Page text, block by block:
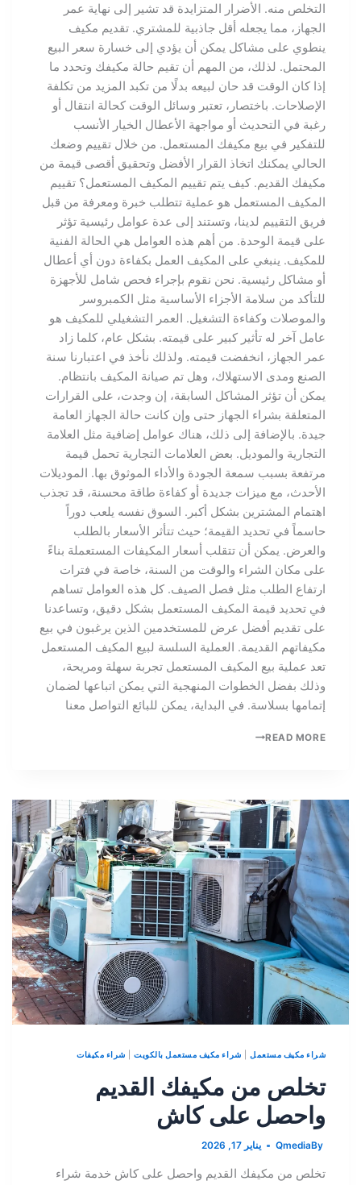
التخلص منه. الأضرار المتزايدة قد تشير إلى نهاية عمر
الجهاز، مما يجعله أقل جاذبية للمشتري. تقديم مكيف
ينطوي على مشاكل يمكن أن يؤدي إلى خسارة سعر البيع
المحتمل. لذلك، من المهم أن تقيم حالة مكيفك وتحدد ما
إذا كان الوقت قد حان لبيعه بدلًا من تكبد المزيد من تكلفة
الإصلاحات. باختصار، تعتبر وسائل الوقت كحالة انتقال أو
رغبة في التحديث أو مواجهة الأعطال الخيار الأنسب
للتفكير في بيع مكيفك المستعمل. من خلال تقييم وضعك
الحالي يمكنك اتخاذ القرار الأفضل وتحقيق أقصى قيمة من
مكيفك القديم. كيف يتم تقييم المكيف المستعمل؟ تقييم
المكيف المستعمل هو عملية تتطلب خبرة ومعرفة من قبل
فريق التقييم لدينا، وتستند إلى عدة عوامل رئيسية تؤثر
على قيمة الوحدة. من أهم هذه العوامل هي الحالة الفنية
للمكيف. ينبغي على المكيف العمل بكفاءة دون أي أعطال
أو مشاكل رئيسية. نحن نقوم بإجراء فحص شامل للأجهزة
للتأكد من سلامة الأجزاء الأساسية مثل الكمبروسر
والموصلات وكفاءة التشغيل. العمر التشغيلي للمكيف هو
عامل آخر له تأثير كبير على قيمته. بشكل عام، كلما زاد
عمر الجهاز، انخفضت قيمته. ولذلك نأخذ في اعتبارنا سنة
الصنع ومدى الاستهلاك، وهل تم صيانة المكيف بانتظام.
يمكن أن تؤثر المشاكل السابقة، إن وجدت، على القرارات
المتعلقة بشراء الجهاز حتى وإن كانت حالة الجهاز العامة
جيدة. بالإضافة إلى ذلك، هناك عوامل إضافية مثل العلامة
التجارية والموديل. بعض العلامات التجارية تحمل قيمة
مرتفعة بسبب سمعة الجودة والأداء الموثوق بها. الموديلات
الأحدث، مع ميزات جديدة أو كفاءة طاقة محسنة، قد تجذب
اهتمام المشترين بشكل أكبر. السوق نفسه يلعب دوراً
حاسماً في تحديد القيمة؛ حيث تتأثر الأسعار بالطلب
والعرض. يمكن أن تتقلب أسعار المكيفات المستعملة بناءً
على مكان الشراء والوقت من السنة، خاصة في فترات
ارتفاع الطلب مثل فصل الصيف. كل هذه العوامل تساهم
في تحديد قيمة المكيف المستعمل بشكل دقيق، وتساعدنا
على تقديم أفضل عرض للمستخدمين الذين يرغبون في بيع
مكيفاتهم القديمة. العملية السلسة لبيع المكيف المستعمل
تعد عملية بيع المكيف المستعمل تجربة سهلة ومريحة،
وذلك بفضل الخطوات المنهجية التي يمكن اتباعها لضمان
إتمامها بسلاسة. في البداية، يمكن للبائع التواصل معنا
READ MORE
شراء مكيف مستعمل| شراء مكيف مستعمل بالكويت| شراء مكيفات
تخلص من مكيفك القديم
واحصل على كاش
By
Qmedia يناير 17, 2026
تخلص من مكيفك القديم واحصل على كاش خدمة شراء